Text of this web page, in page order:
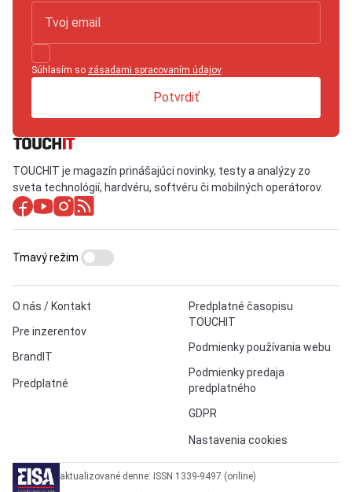
Súhlasím so zásadami spracovaním údajov.
Potvrdiť
TOUCHIT je magazín prinášajúci novinky, testy a analýzy zo
sveta technológií, hardvéru, softvéru či mobilných operátorov.
O nás / Kontakt
Pre inzerentov
BrandIT
Predplatné
Predplatné časopisu
TOUCHIT
Podmienky používania webu
Podmienky predaja
predplatného
GDPR
Nastavenia cookies
Tmavý režim
aktualizované denne: ISSN 1339-9497 (online)